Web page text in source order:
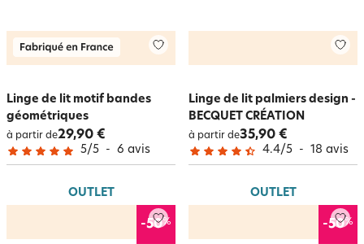
Linge de lit motif bandes
géométriques
à partir de29,90 €
5/5 - 6 avis
Linge de lit palmiers design -
BECQUET CRÉATION
à partir de35,90 €
4.4/5 - 18 avis
OUTLET
-50%
OUTLET
-50%